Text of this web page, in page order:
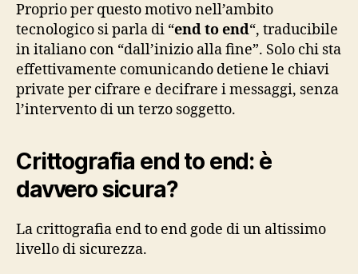
Proprio per questo motivo nell’ambito
tecnologico si parla di “end to end“, traducibile
in italiano con “dall’inizio alla fine”. Solo chi sta
effettivamente comunicando detiene le chiavi
private per cifrare e decifrare i messaggi, senza
l’intervento di un terzo soggetto.
Crittografia end to end: è
davvero sicura?
La crittografia end to end gode di un altissimo
livello di sicurezza.